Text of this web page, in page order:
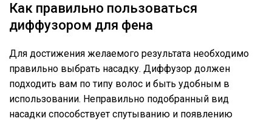
Как правильно пользоваться
диффузором для фена
Для достижения желаемого результата необходимо
правильно выбрать насадку. Диффузор должен
подходить вам по типу волос и быть удобным в
использовании. Неправильно подобранный вид
насадки способствует спутыванию и появлению